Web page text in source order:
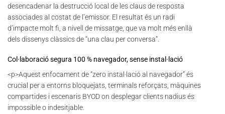
desencadenar la destrucció local de les claus de resposta
associades al costat de l’emissor. El resultat és un radi
d’impacte molt fi, a nivell de missatge, que va molt més enllà
dels dissenys clàssics de “una clau per conversa”.
Col·laboració segura 100 % navegador, sense instal·lació
<p>Aquest enfocament de “zero instal·lació al navegador” és
crucial per a entorns bloquejats, terminals reforçats, màquines
compartides i escenaris BYOD on desplegar clients nadius és
impossible o indesitjable.